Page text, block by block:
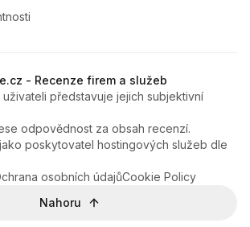
- Recenze firem a služeb
představuje jejich subjektivní
odpovědnost za obsah recenzí.
poskytovatel hostingových služeb dle
osobních údajůCookie Policy
Nahoru